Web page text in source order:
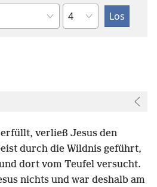
Kapitel
verließ Jesus den
durch die Wildnis geführt,
dort vom Teufel versucht.
nichts und war deshalb am